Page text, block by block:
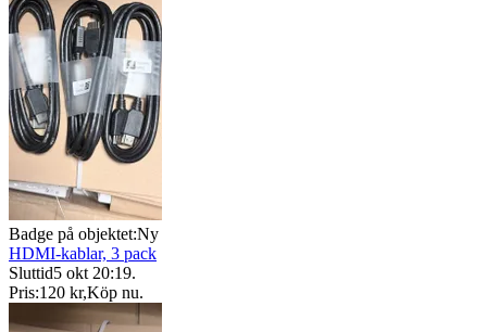
Badge på objektet:Ny
HDMI-kablar, 3 pack
Sluttid5 okt 20:19.
Pris:120 kr,Köp nu.